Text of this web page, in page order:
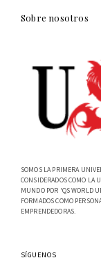
Sobre nosotros
SOMOS LA PRIMERA
CONSIDERADOS COMO LA
MUNDO POR 'QS WORLD
FORMADOS COMO
EMPRENDEDORAS.
SÍGUENOS